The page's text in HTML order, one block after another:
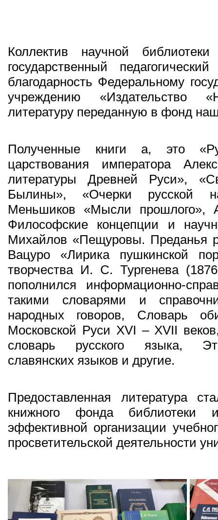
Коллектив научной
государственный
благодарность Федеральному
учреждению «Издательство
литературу переданную в фонд
Полученные книги а, это
царствования императора
литературы Древней Руси»,
Былины», «Очерки русской
Меньшиков «Мысли прошлого»,
Философские концепции и
Михайлов «Пещуровы. Преданья
Вацуро «Лирика пушкинской
творчества И. С. Тургенева
пополнился информационно-
такими словарями и
народных говоров, Словарь
Московской Руси XVI – XVII
словарь русского языка,
славянских языков и другие.
Предоставленная литература
книжного фонда библиотеки
эффективной организации
просветительской деятельности